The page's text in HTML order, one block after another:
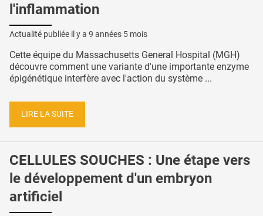
l'inflammation
Actualité publiée il y a 9 années 5 mois
Cette équipe du Massachusetts General Hospital (MGH)
découvre comment une variante d'une importante enzyme
épigénétique interfère avec l'action du système ...
LIRE LA SUITE
CELLULES SOUCHES : Une étape vers
le développement d'un embryon
artificiel